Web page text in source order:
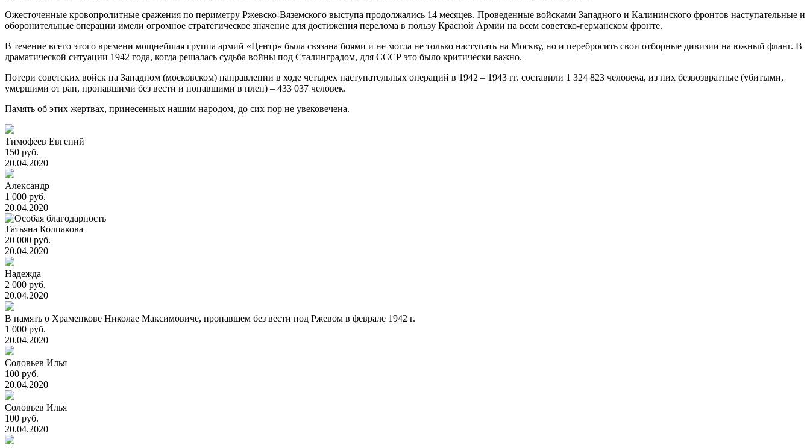
Ожесточенные кровопролитные сражения по периметру Ржевско-Вяземского выступа продолжались 14 месяцев. Проведенные войсками Западного и Калининского фронтов наступательные и
оборонительные операции имели огромное стратегическое значение для достижения перелома в пользу Красной Армии на всем советско-германском фронте.
В течение всего этого времени мощнейшая группа армий «Центр» была связана боями и не могла не только наступать на Москву, но и перебросить свои отборные дивизии на южный фланг. В
драматической ситуации 1942 года, когда решалась судьба войны под Сталинградом, для СССР это было критически важно.
Потери советских войск на Западном (московском) направлении в ходе четырех наступательных операций в 1942 – 1943 гг. составили 1 324 823 человека, из них безвозвратные (убитыми,
умершими от ран, пропавшими без вести и попавшими в плен) – 433 037 человек.
Память об этих жертвах, принесенных нашим народом, до сих пор не увековечена.
Тимофеев Евгений
150 руб.
20.04.2020
Александр
1 000 руб.
20.04.2020
Татьяна Колпакова
20 000 руб.
20.04.2020
Надежда
2 000 руб.
20.04.2020
В память о Храменкове Николае Максимовиче, пропавшем без вести под Ржевом в феврале 1942 г.
1 000 руб.
20.04.2020
Соловьев Илья
100 руб.
20.04.2020
Соловьев Илья
100 руб.
20.04.2020